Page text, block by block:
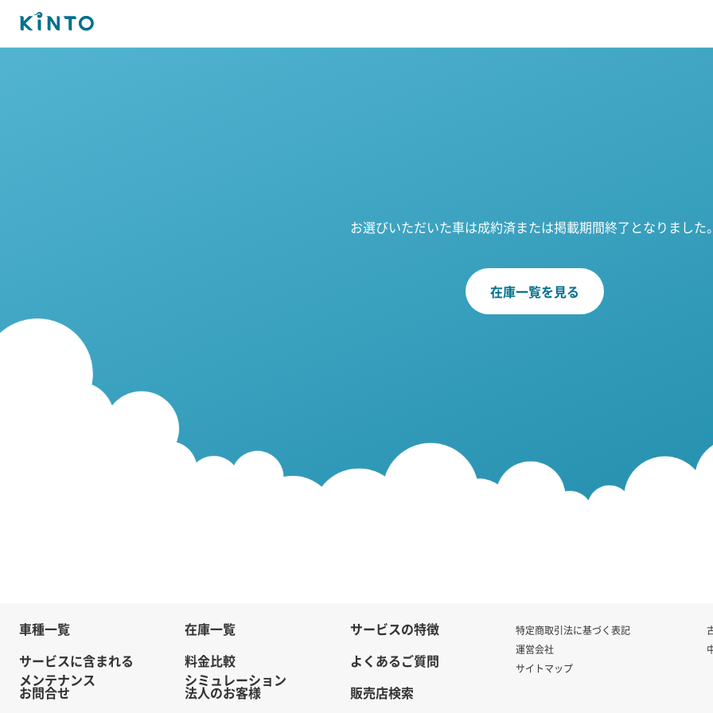
お選びいただいた車は成約済または掲載期間終了となりました
在庫一覧を見る
車種一覧 在庫一覧
サービスの特徴
サービスに含まれる
メンテナンス
料金比較
シミュレーション
よくあるご質問
お問合せ
法人のお客様 販売店検索
特定商取引法に基づく表記
運営会社
サイトマップ